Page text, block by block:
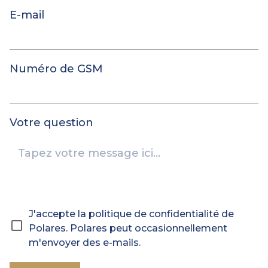
E-mail
Numéro de GSM
Votre question
J'accepte la politique de confidentialité de
Polares. Polares peut occasionnellement
m'envoyer des e-mails.